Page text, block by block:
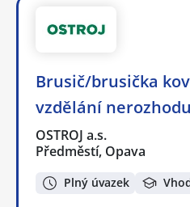
Brusič/brusička
vzdělání
OSTROJ a.s.
Předměstí, Opava
Plný úvazek